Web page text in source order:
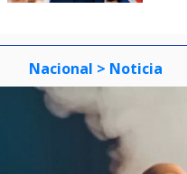
Nacional > Noticia